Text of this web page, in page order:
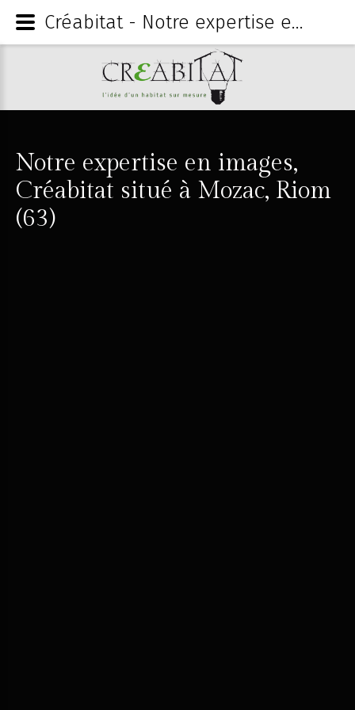
Notre expertise en images,
Créabitat situé à Mozac, Riom
(63)
Créabitat - Notre expertise en images, Créabitat situé à Mozac, Riom (63)